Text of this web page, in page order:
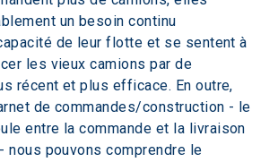
un besoin continu
de leur flotte et se sentent à
les vieux camions par de
récent et plus efficace. En outre,
de commandes/construction - le
entre la commande et la livraison
nous pouvons comprendre le